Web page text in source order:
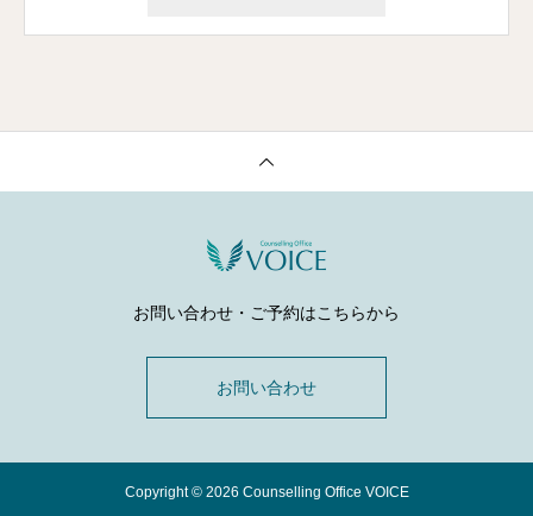
お問い合わせ・ご予約はこちらから
お問い合わせ
Copyright © 2026 Counselling Office VOICE